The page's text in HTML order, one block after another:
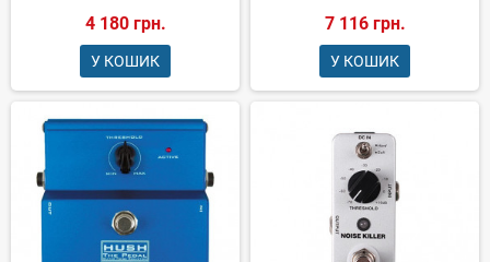
4 180 грн.
У КОШИК
7 116 грн.
У КОШИК